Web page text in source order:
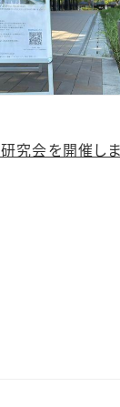
究会を開催し